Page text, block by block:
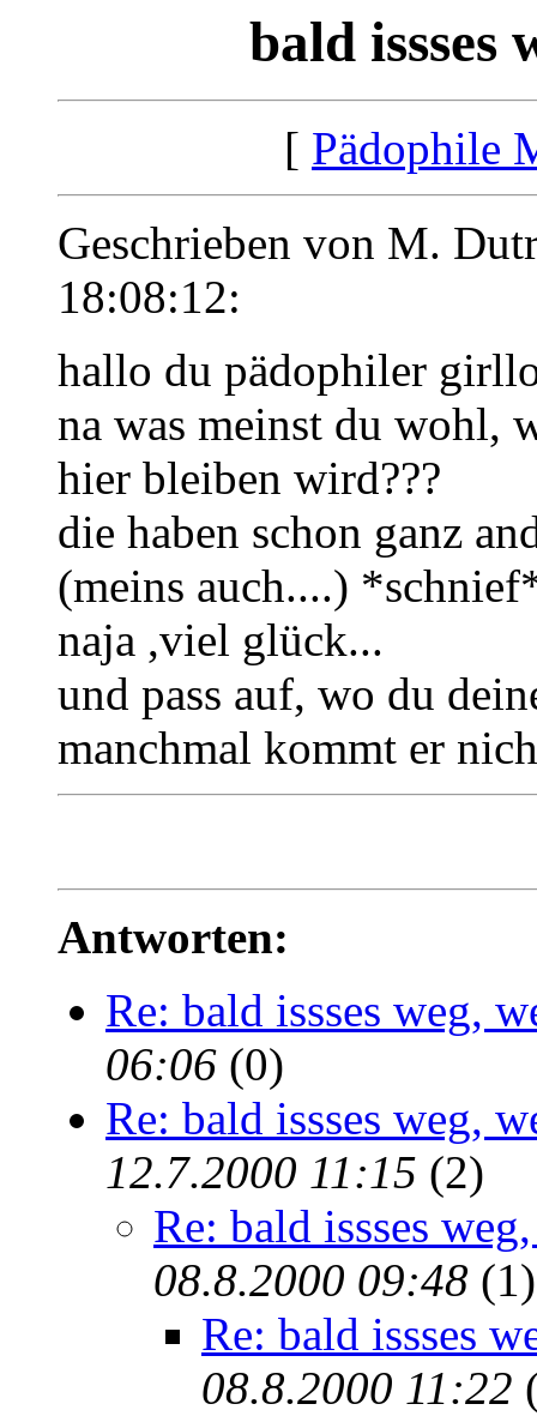
bald issses
[ Pädophile
Geschrieben von M.
18:08:12:
hallo du pädophiler
na was meinst du wohl,
hier bleiben wird???
die haben schon ganz
(meins auch....)
naja ,viel glück...
und pass auf, wo du
manchmal kommt er
Antworten:
Re: bald issses weg,
06:06 (0)
Re: bald issses weg,
12.7.2000 11:15 (2)
Re: bald issses
08.8.2000 09:48 (1)
Re: bald issses
08.8.2000 11:22